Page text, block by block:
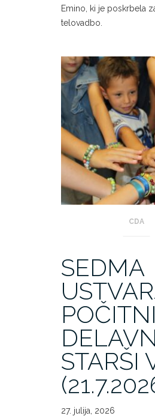
Emino, ki je poskrbela
telovadbo.
CDA
SEDMA
STARŠI
27. julija, 2026